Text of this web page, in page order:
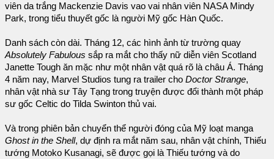
viên da trắng Mackenzie Davis vao vai nhân viên NASA Mindy
Park, trong tiểu thuyết gốc là người Mỹ gốc Hàn Quốc.
Danh sách còn dài. Tháng 12, các hình ảnh từ trường quay
Absolutely Fabulous sắp ra mắt cho thấy nữ diễn viên Scotland
Janette Tough ăn mặc như một nhân vật quá rõ là châu Á. Tháng
4 năm nay, Marvel Studios tung ra trailer cho Doctor Strange,
nhân vật nhà sư Tây Tạng trong truyện được đổi thành một pháp
sư gốc Celtic do Tilda Swinton thủ vai.
Và trong phiên bản chuyển thể người đóng của Mỹ loạt manga
Ghost in the Shell, dự định ra mắt năm sau, nhân vật chính, Thiếu
tướng Motoko Kusanagi, sẽ được gọi là Thiếu tướng và do